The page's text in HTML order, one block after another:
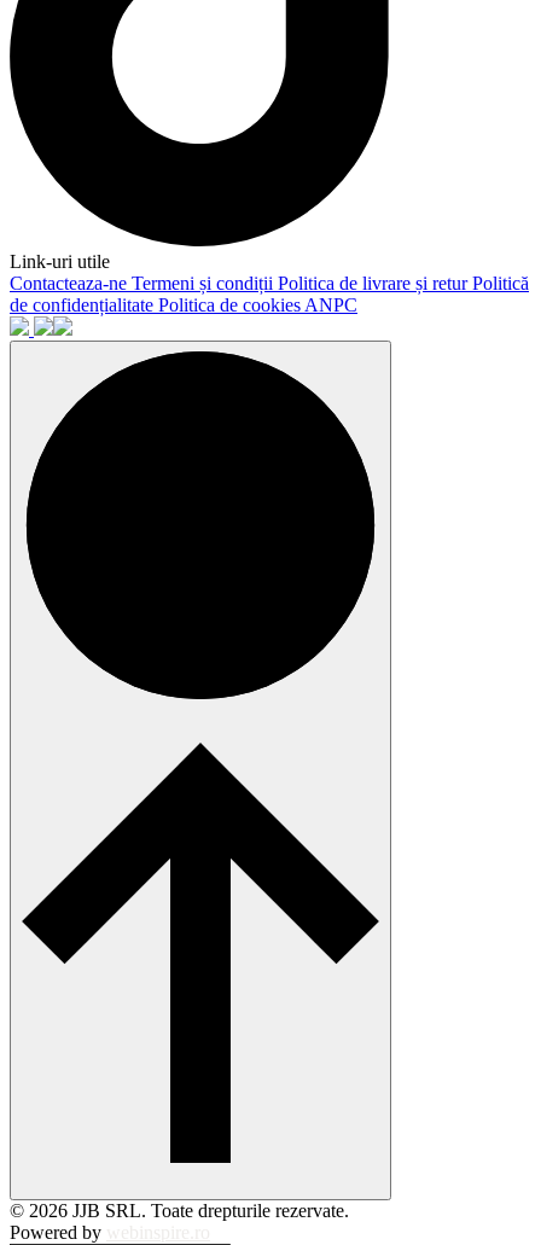
Link-uri utile
Contacteaza-ne Termeni și condiții Politica de livrare și returPolitică
de confidențialitate Politica de cookies ANPC
© 2026 JJB SRL. Toate drepturile rezervate.
Powered by